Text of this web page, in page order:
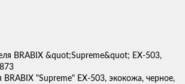
BRABIX "Supreme" EX-503, экокожа, черное,